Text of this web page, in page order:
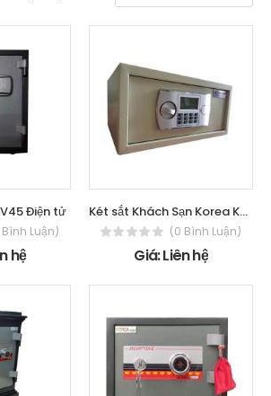
Điện tử
Luận)
hệ
Két sắt Khách Sạn Korea KV20
(0 Bình Luận)
Giá: Liên hệ